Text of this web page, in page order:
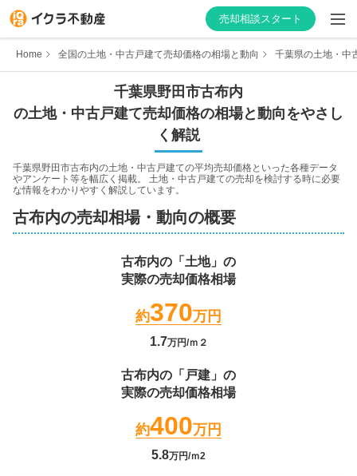
売却相談スタート
はじめての方へ
不動産会社を探す
不動産会社向け情報
Home 全国の土地・中古戸建て売却価格の相場と動向 千葉県の土地・中
千葉県野田市古布内
の土地・中古戸建て売却価格の相場と動向をやさし
く解説
千葉県野田市古布内の土地・中古戸建ての平均売却価格といった各種データ
やアンケート等を幅広く掲載。 土地・中古戸建ての売却を検討する時に必要
な情報をわかりやすく解説しています。
古布内の売却相場・動向の概要
古布内の「土地」の
実際の売却価格相場
約370万円
1.7万円/ｍ２
古布内の「戸建」の
実際の売却価格相場
約400万円
5.8万円/ｍ2